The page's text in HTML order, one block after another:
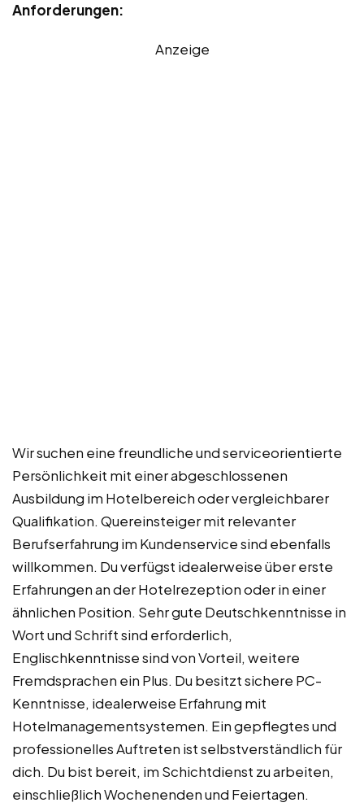
Anforderungen:
Anzeige
Wir suchen eine freundliche und serviceorientierte
Persönlichkeit mit einer abgeschlossenen
Ausbildung im Hotelbereich oder vergleichbarer
Qualifikation. Quereinsteiger mit relevanter
Berufserfahrung im Kundenservice sind ebenfalls
willkommen. Du verfügst idealerweise über erste
Erfahrungen an der Hotelrezeption oder in einer
ähnlichen Position. Sehr gute Deutschkenntnisse in
Wort und Schrift sind erforderlich,
Englischkenntnisse sind von Vorteil, weitere
Fremdsprachen ein Plus. Du besitzt sichere PC-
Kenntnisse, idealerweise Erfahrung mit
Hotelmanagementsystemen. Ein gepflegtes und
professionelles Auftreten ist selbstverständlich für
dich. Du bist bereit, im Schichtdienst zu arbeiten,
einschließlich Wochenenden und Feiertagen.